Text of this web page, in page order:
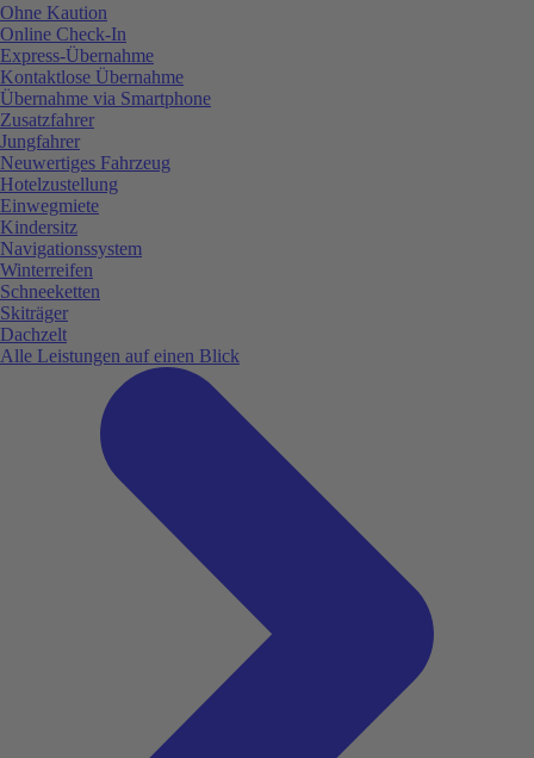
Ohne Kaution
Online Check-In
Express-Übernahme
Kontaktlose Übernahme
Übernahme via Smartphone
Zusatzfahrer
Jungfahrer
Neuwertiges Fahrzeug
Hotelzustellung
Einwegmiete
Kindersitz
Navigationssystem
Winterreifen
Schneeketten
Skiträger
Dachzelt
Alle Leistungen auf einen Blick